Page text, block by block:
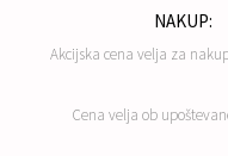
NAKUP:
Akcijska cena velja za
Cena velja ob